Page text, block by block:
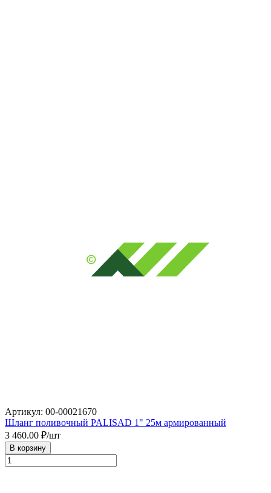
Артикул: 00-00021670
Шланг поливочный PALISAD 1" 25м армированный
3 460.00 ₽/шт
В корзину